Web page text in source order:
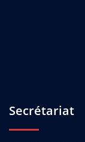
Secrétariat